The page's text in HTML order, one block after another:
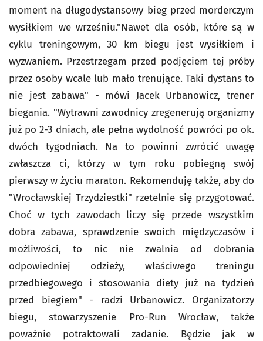
moment na długodystansowy bieg przed morderczym
wysiłkiem we wrześniu."Nawet dla osób, które są w
cyklu treningowym, 30 km biegu jest wysiłkiem i
wyzwaniem. Przestrzegam przed podjęciem tej próby
przez osoby wcale lub mało trenujące. Taki dystans to
nie jest zabawa" - mówi Jacek Urbanowicz, trener
biegania. "Wytrawni zawodnicy zregenerują organizmy
już po 2-3 dniach, ale pełna wydolność powróci po ok.
dwóch tygodniach. Na to powinni zwrócić uwagę
zwłaszcza ci, którzy w tym roku pobiegną swój
pierwszy w życiu maraton. Rekomenduję także, aby do
"Wrocławskiej Trzydziestki" rzetelnie się przygotować.
Choć w tych zawodach liczy się przede wszystkim
dobra zabawa, sprawdzenie swoich międzyczasów i
możliwości, to nic nie zwalnia od dobrania
odpowiedniej odzieży, właściwego treningu
przedbiegowego i stosowania diety już na tydzień
przed biegiem" - radzi Urbanowicz. Organizatorzy
biegu, stowarzyszenie Pro-Run Wrocław, także
poważnie potraktowali zadanie. Będzie jak w